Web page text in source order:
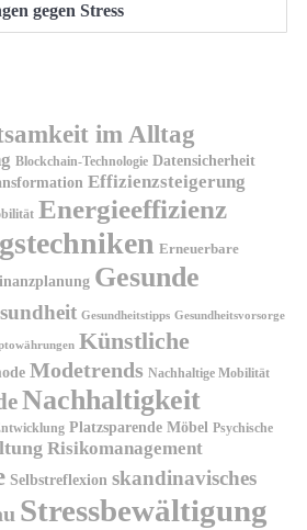
gegen Stress
im Alltag
Blockchain-Technologie Datensicherheit
Effizienzsteigerung
Energieeffizienz
Erneuerbare
Gesunde
Gesundheitstipps Gesundheitsvorsorge
Künstliche
Modetrends Nachhaltige Mobilität
Nachhaltigkeit
Platzsparende Möbel Psychische
Risikomanagement
Selbstreflexion skandinavisches
Stressbewältigung